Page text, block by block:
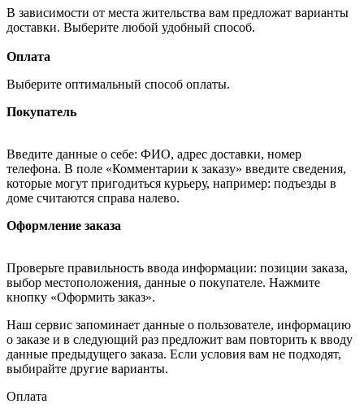
В зависимости от места жительства вам предложат варианты
доставки. Выберите любой удобный способ.
Оплата
Выберите оптимальный способ оплаты.
Покупатель
Введите данные о себе: ФИО, адрес доставки, номер
телефона. В поле «Комментарии к заказу» введите сведения,
которые могут пригодиться курьеру, например: подъезды в
доме считаются справа налево.
Оформление заказа
Проверьте правильность ввода информации: позиции заказа,
выбор местоположения, данные о покупателе. Нажмите
кнопку «Оформить заказ».
Наш сервис запоминает данные о пользователе, информацию
о заказе и в следующий раз предложит вам повторить к вводу
данные предыдущего заказа. Если условия вам не подходят,
выбирайте другие варианты.
Оплата